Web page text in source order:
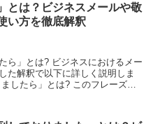
とは？ビジネスメールや敬
い方を徹底解釈
ら」とは? ビジネスにおけるメー
た解釈で以下に詳しく説明しま
したら」とは? このフレーズ